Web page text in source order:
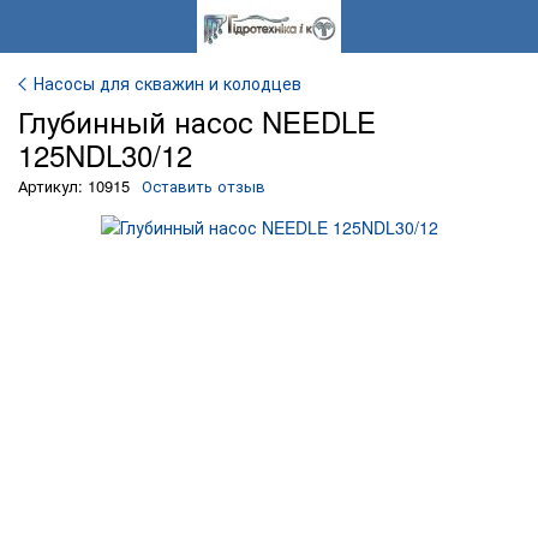
Насосы для скважин и колодцев
Глубинный насос NEEDLE
125NDL30/12
Артикул: 10915 Оставить отзыв